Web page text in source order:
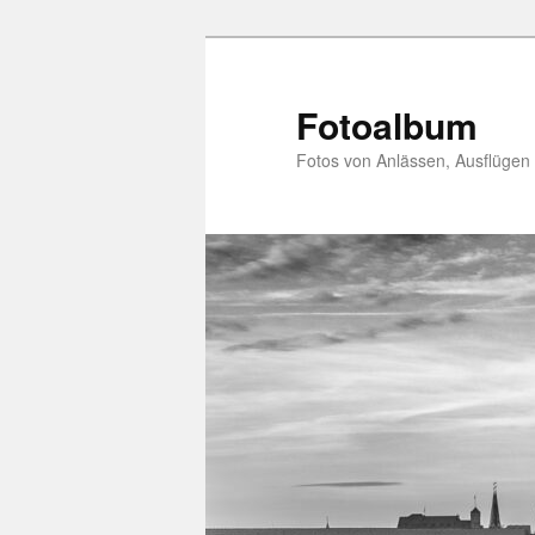
Fotoalbum
Fotos von Anlässen,